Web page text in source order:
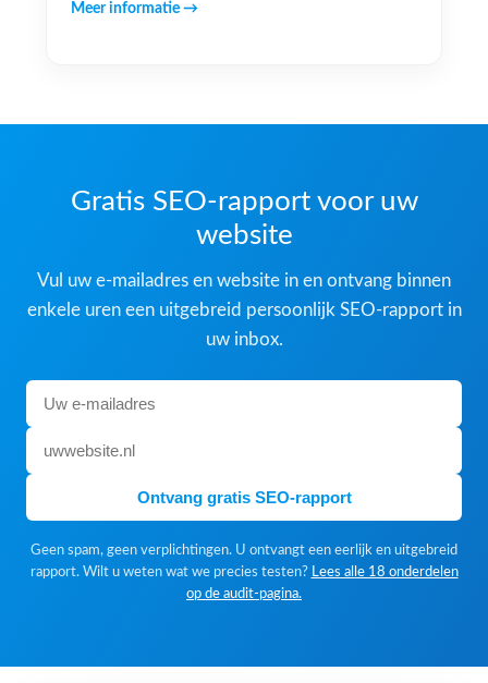
Meer informatie →
Gratis SEO-rapport voor uw
website
Vul uw e-mailadres en website in en ontvang binnen
enkele uren een uitgebreid persoonlijk SEO-rapport in
uw inbox.
Ontvang gratis SEO-rapport
Geen spam, geen verplichtingen. U ontvangt een eerlijk en uitgebreid
rapport. Wilt u weten wat we precies testen? Lees alle 18 onderdelen
op de audit-pagina.